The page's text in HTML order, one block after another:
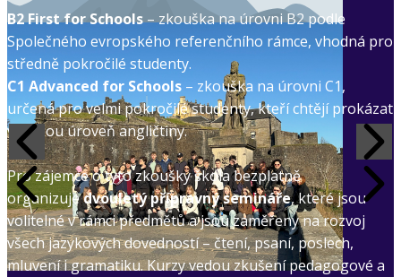
B2 First for Schools– zkouška na úrovni B2 podle
Společného evropského referenčního rámce, vhodná pro
středně pokročilé studenty.
C1 Advanced for Schools – zkouška na úrovni C1,
určená pro velmi pokročilé studenty, kteří chtějí prokázat
vysokou úroveň angličtiny.
Pro zájemce o tyto zkoušky škola bezplatně
organizujedvouletý přípravný semináře, které jsou
volitelné v rámci předmětů a jsou zaměřeny na rozvoj
všech jazykových dovedností – čtení, psaní, poslech,
mluvení i gramatiku. Kurzy vedou zkušení pedagogové a